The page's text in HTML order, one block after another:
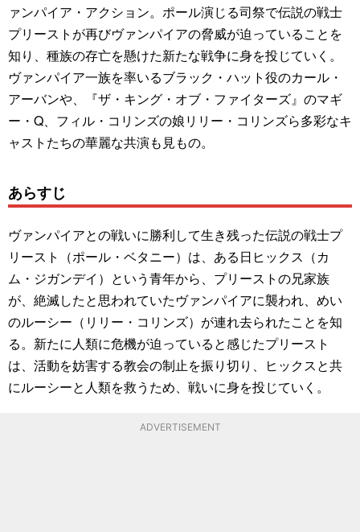
ァンパイア・アクション。ポール演じる司祭で伝説の戦士
プリーストが再びヴァンパイアの脅威が迫っていることを
知り、種族の存亡を懸けた新たな戦争に身を投じていく。
ヴァンパイア一族を率いるブラック・ハット役のカール・
アーバンや、『ザ・キング・オブ・ファイターズ』のマギ
ー・Q、フィル・コリンズの娘リリー・コリンズら多彩なキ
ャストたちの華麗な共演も見もの。
あらすじ
ヴァンパイアとの戦いに勝利して生き残った伝説の戦士プ
リースト（ポール・ベタニー）は、ある日ヒックス（カ
ム・ジガンデイ）という青年から、プリーストの兄家族
が、絶滅したと思われていたヴァンパイアに襲われ、めい
のルーシー（リリー・コリンズ）が連れ去られたことを知
る。新たに人類に危機が迫っていると感じたプリースト
は、活動を妨害する教会の制止を振り切り、ヒックスと共
にルーシーと人類を救うため、戦いに身を投じていく。
ADVERTISEMENT